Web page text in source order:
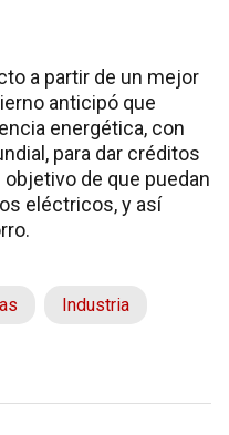
a partir de un mejor
anticipó que
energética, con
para dar créditos
de que puedan
eléctricos, y así
Industria